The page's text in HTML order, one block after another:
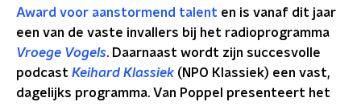
Award voor aanstormend talent en is vanaf dit jaar
een van de vaste invallers bij het radioprogramma
Vroege Vogels. Daarnaast wordt zijn succesvolle
podcast Keihard Klassiek(NPO Klassiek) een vast,
dagelijks programma. Van Poppel presenteert het